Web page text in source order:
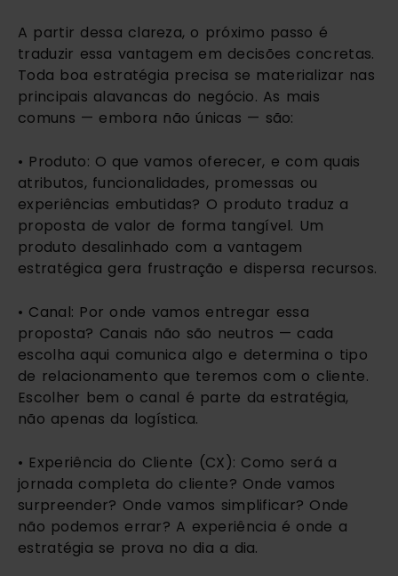
A partir dessa clareza, o próximo passo é
traduzir essa vantagem em decisões concretas.
Toda boa estratégia precisa se materializar nas
principais alavancas do negócio. As mais
comuns — embora não únicas — são:
• Produto: O que vamos oferecer, e com quais
atributos, funcionalidades, promessas ou
experiências embutidas? O produto traduz a
proposta de valor de forma tangível. Um
produto desalinhado com a vantagem
estratégica gera frustração e dispersa recursos.
• Canal: Por onde vamos entregar essa
proposta? Canais não são neutros — cada
escolha aqui comunica algo e determina o tipo
de relacionamento que teremos com o cliente.
Escolher bem o canal é parte da estratégia,
não apenas da logística.
• Experiência do Cliente (CX): Como será a
jornada completa do cliente? Onde vamos
surpreender? Onde vamos simplificar? Onde
não podemos errar? A experiência é onde a
estratégia se prova no dia a dia.